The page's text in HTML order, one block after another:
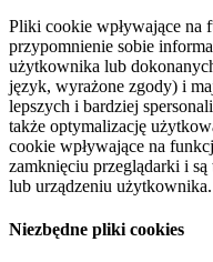
Pliki cookie wpływające na
przypomnienie sobie
użytkownika lub
język, wyrażone zgody) i
lepszych i bardziej
także optymalizację
cookie wpływające na
zamknięciu przeglądarki i
lub urządzeniu użytkownika.
Niezbędne pliki cookies